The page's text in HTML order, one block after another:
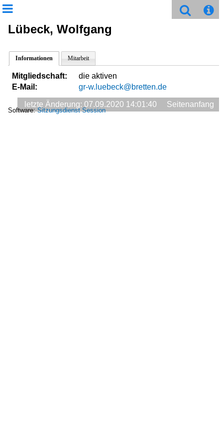
Lübeck, Wolfgang
Informationen Mitarbeit
Mitgliedschaft:
die aktiven
E-Mail:
gr-w.luebeck@bretten.de
letzte Änderung: 07.09.2020 14:01:40 Seitenanfang
Software:Sitzungsdienst Session